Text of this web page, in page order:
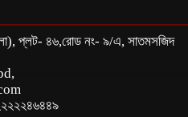
প্লট- ৪৬,রোড নং- ৯/এ, সাতমসজিদ